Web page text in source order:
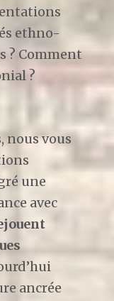
ethno-
? Comment
?
nous vous
une
avec
ancrée